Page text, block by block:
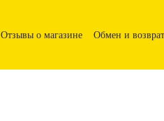
Отзывы о магазине Обмен и возврат